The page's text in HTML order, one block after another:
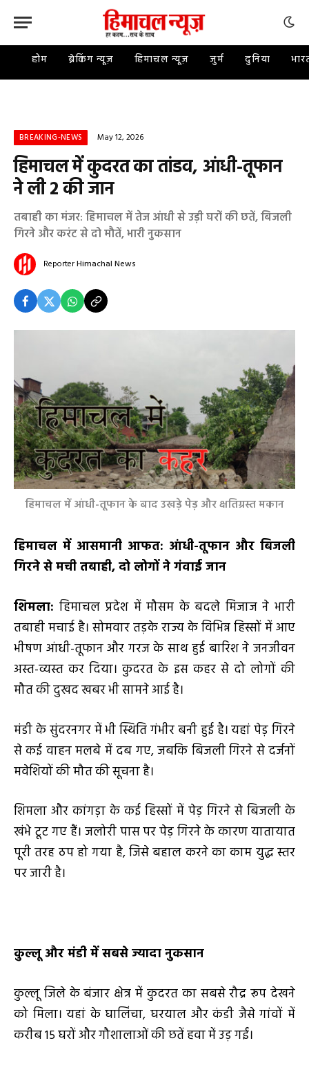
होम ब्रेकिंग न्यूज़ हिमाचल न्यूज़ जुर्म दुनिया
BREAKING-NEWS May 12, 2026
हिमाचल में कुदरत का तांडव, आंधी-तूफान
ने ली 2 की जान
तबाही का मंजर: हिमाचल में तेज आंधी से उड़ी घरों की छतें, बिजली
गिरने और करंट से दो मौतें, भारी नुकसान
ReporterHimachal News
हिमाचल में आंधी-तूफान के बाद उखड़े पेड़ और क्षतिग्रस्त मकान
हिमाचल में आसमानी आफत: आंधी-तूफान और बिजली
गिरने से मची तबाही, दो लोगों ने गंवाई जान
शिमला: हिमाचल प्रदेश में मौसम के बदले मिजाज ने भारी
तबाही मचाई है। सोमवार तड़के राज्य के विभिन्न हिस्सों में आए
भीषण आंधी-तूफान और गरज के साथ हुई बारिश ने जनजीवन
अस्त-व्यस्त कर दिया। कुदरत के इस कहर से दो लोगों की
मौत की दुखद खबर भी सामने आई है।
मंडी के सुंदरनगर में भी स्थिति गंभीर बनी हुई है। यहां पेड़ गिरने
से कई वाहन मलबे में दब गए, जबकि बिजली गिरने से दर्जनों
मवेशियों की मौत की सूचना है।
शिमला और कांगड़ा के कई हिस्सों में पेड़ गिरने से बिजली के
खंभे टूट गए हैं। जलोरी पास पर पेड़ गिरने के कारण यातायात
पूरी तरह ठप हो गया है, जिसे बहाल करने का काम युद्ध स्तर
पर जारी है।
कुल्लू और मंडी में सबसे ज्यादा नुकसान
कुल्लू जिले के बंजार क्षेत्र में कुदरत का सबसे रौद्र रूप देखने
को मिला। यहां के घालिंचा, घरयाल और कंडी जैसे गांवों में
करीब 15 घरों और गौशालाओं की छतें हवा में उड़ गईं।